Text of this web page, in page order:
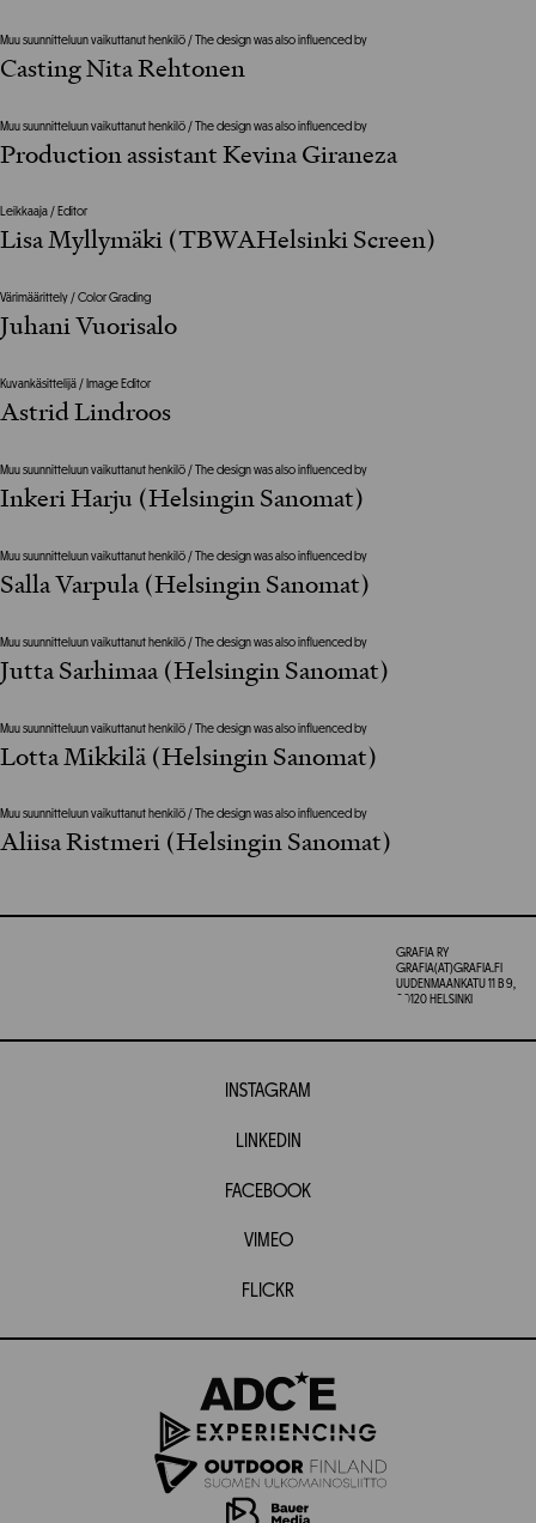
Muu suunnitteluun vaikuttanut henkilö / The design was also influenced by
Casting Nita Rehtonen
Muu suunnitteluun vaikuttanut henkilö / The design was also influenced by
Production assistant Kevina Giraneza
Leikkaaja / Editor
Lisa Myllymäki (TBWAHelsinki Screen)
Värimäärittely / Color Grading
Juhani Vuorisalo
Kuvankäsittelijä / Image Editor
Astrid Lindroos
Muu suunnitteluun vaikuttanut henkilö / The design was also influenced by
Inkeri Harju (Helsingin Sanomat)
Muu suunnitteluun vaikuttanut henkilö / The design was also influenced by
Salla Varpula (Helsingin Sanomat)
Muu suunnitteluun vaikuttanut henkilö / The design was also influenced by
Jutta Sarhimaa (Helsingin Sanomat)
Muu suunnitteluun vaikuttanut henkilö / The design was also influenced by
Lotta Mikkilä (Helsingin Sanomat)
Muu suunnitteluun vaikuttanut henkilö / The design was also influenced by
Aliisa Ristmeri (Helsingin Sanomat)
GRAFIA RY
GRAFIA(AT)GRAFIA.FI
UUDENMAANKATU 11 B 9,
00120 HELSINKI
INSTAGRAM
LINKEDIN
FACEBOOK
VIMEO
FLICKR